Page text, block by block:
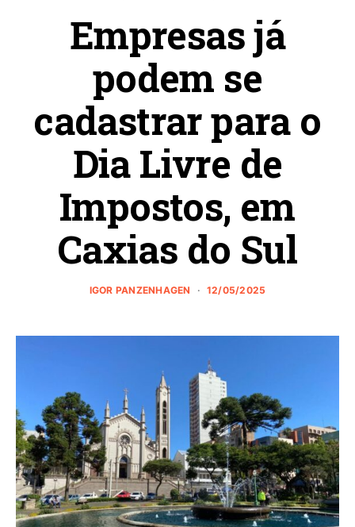
Empresas já
podem se
cadastrar para o
Dia Livre de
Impostos, em
Caxias do Sul
IGOR PANZENHAGEN 12/05/2025